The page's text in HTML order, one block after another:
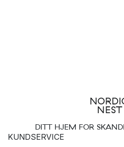
DITT HJEM FOR
KUNDSERVICE